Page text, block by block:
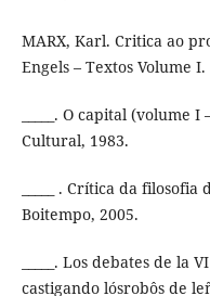
MARX, Karl. Critica ao
Engels – Textos Volume
_____. O capital (volume
Cultural, 1983.
_____ . Crítica da
Boitempo, 2005.
_____. Los debates de la
castigando lósrobôs de